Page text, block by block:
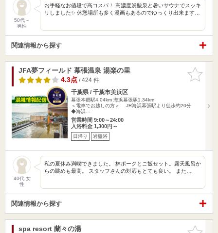
50代～
男性
お手軽なお値段で高コスパ！ 高濃度炭酸泉と暑いサウナでスッキ
リしました✨ 休憩場所も多く漫画もあるのでゆっくり出来ます…
関連情報から探す
お気に入
りに追加
JFA夢フィールド 幕張温泉 湯楽の里
4.3点/ 424 件
千葉県 / 千葉市美浜区
幕張本郷駅4.04km 海浜幕張駅1.34km
＜電車でお越しの方＞ JR海浜幕張駅より徒歩約20分
◆海浜…
営業時間 9:00～24:00
入浴料金 1,300円～
日帰り 岩盤浴
40代 女
性
私の夏休み満喫できました。 林ポークとご飯セット。露天風呂か
らの眺めも最高。 スタッフさんの対応もとても良い。 また…
関連情報から探す
お気に入
spa resort 蘭々の湯